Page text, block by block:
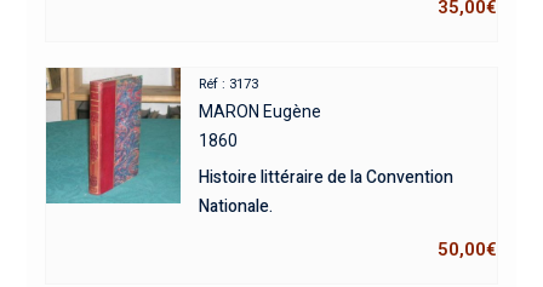
35,00€
Réf : 3173
MARON Eugène
1860
Histoire littéraire de la Convention
Nationale.
50,00€